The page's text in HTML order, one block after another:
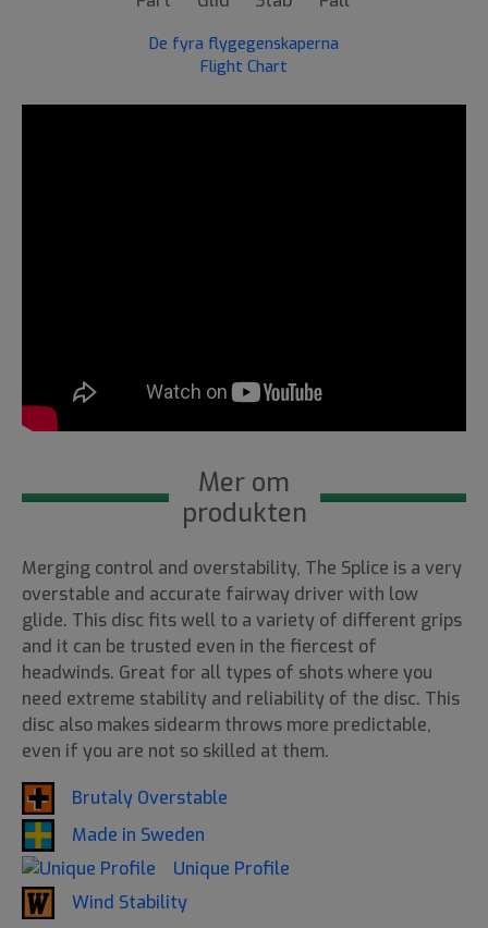
De fyra flygegenskaperna
Flight Chart
Mer om
produkten
Merging control and overstability, The Splice is a very
overstable and accurate fairway driver with low
glide. This disc fits well to a variety of different grips
and it can be trusted even in the fiercest of
headwinds. Great for all types of shots where you
need extreme stability and reliability of the disc. This
disc also makes sidearm throws more predictable,
even if you are not so skilled at them.
Brutaly Overstable
Made in Sweden
Unique Profile
Wind Stability